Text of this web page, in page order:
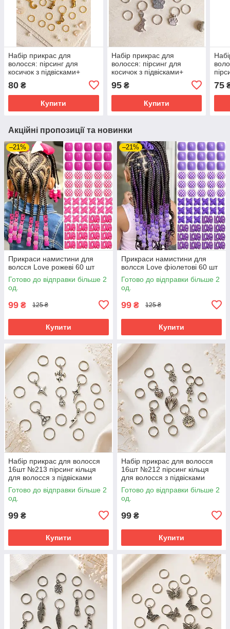
Набір прикрас для
волосся: пірсинг для
косичок з підвісками+
80 ₴
Купити
Набір прикрас для
волосся: пірсинг для
косичок з підвісками+
95₴
Купити
75
Акційні пропозиції та новинки
–21%
Прикраси намистини для
волсся Love рожеві 60 шт
Готово до відправки більше 2
од.
99 ₴ 125 ₴
Купити
–21%
Прикраси намистини для
волсся Love фіолетові 60 шт
Готово до відправки більше 2
од.
99 ₴ 125 ₴
Купити
Набір прикрас для волосся
16шт №213 пірсинг кільця
для волосся з підвісками
Готово до відправки більше 2
од.
99 ₴
Купити
Набір прикрас для волосся
16шт №212 пірсинг кільця
для волосся з підвісками
Готово до відправки більше 2
од.
99 ₴
Купити